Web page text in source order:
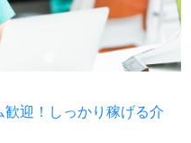
迎！しっかり稼げる介